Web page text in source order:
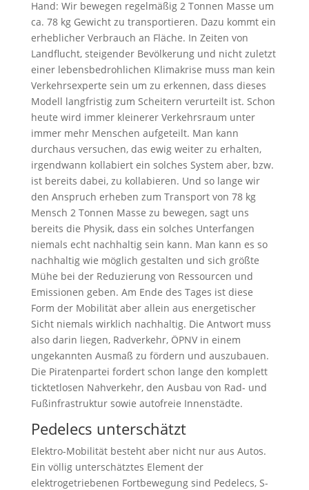
Hand: Wir bewegen regelmäßig 2 Tonnen Masse um
ca. 78 kg Gewicht zu transportieren. Dazu kommt ein
erheblicher Verbrauch an Fläche. In Zeiten von
Landflucht, steigender Bevölkerung und nicht zuletzt
einer lebensbedrohlichen Klimakrise muss man kein
Verkehrsexperte sein um zu erkennen, dass dieses
Modell langfristig zum Scheitern verurteilt ist. Schon
heute wird immer kleinerer Verkehrsraum unter
immer mehr Menschen aufgeteilt. Man kann
durchaus versuchen, das ewig weiter zu erhalten,
irgendwann kollabiert ein solches System aber, bzw.
ist bereits dabei, zu kollabieren. Und so lange wir
den Anspruch erheben zum Transport von 78 kg
Mensch 2 Tonnen Masse zu bewegen, sagt uns
bereits die Physik, dass ein solches Unterfangen
niemals echt nachhaltig sein kann. Man kann es so
nachhaltig wie möglich gestalten und sich größte
Mühe bei der Reduzierung von Ressourcen und
Emissionen geben. Am Ende des Tages ist diese
Form der Mobilität aber allein aus energetischer
Sicht niemals wirklich nachhaltig. Die Antwort muss
also darin liegen, Radverkehr, ÖPNV in einem
ungekannten Ausmaß zu fördern und auszubauen.
Die Piratenpartei fordert schon lange den komplett
ticktetlosen Nahverkehr, den Ausbau von Rad- und
Fußinfrastruktur sowie autofreie Innenstädte.
Pedelecs unterschätzt
Elektro-Mobilität besteht aber nicht nur aus Autos.
Ein völlig unterschätztes Element der
elektrogetriebenen Fortbewegung sind Pedelecs, S-